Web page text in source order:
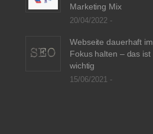
Marketing Mix
20/04/2022 -
Webseite dauerhaft im
Fokus halten – das ist
wichtig
15/06/2021 -